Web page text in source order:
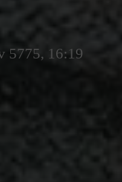
5775, 16:19